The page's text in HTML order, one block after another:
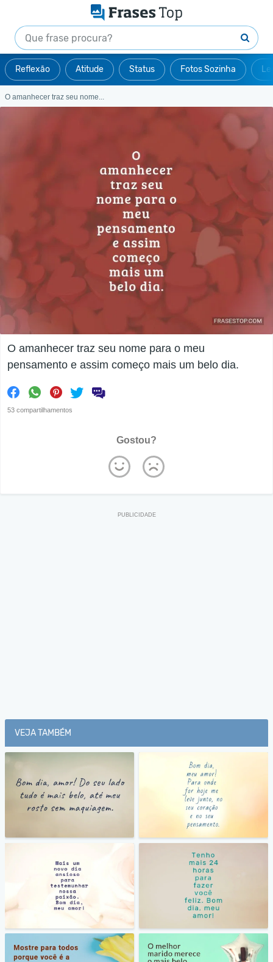
Reflexão Atitude Status Fotos Sozinha
O amanhecer traz seu nome...
O amanhecer traz seu nome para o meu
pensamento e assim começo mais um belo dia.
53 compartilhamentos
Gostou?
VEJA TAMBÉM